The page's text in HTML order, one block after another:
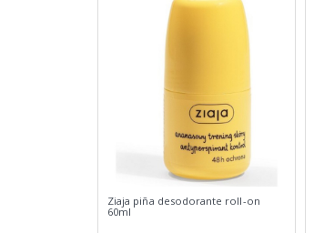
Ziaja piña desodorante roll-on
60ml